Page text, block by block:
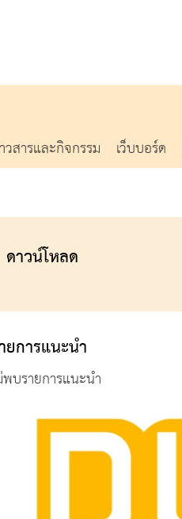
วสารและกิจกรรม เว็บบอร์ด
ดาวน์โหลด
ยการแนะนำ
พบรายการแนะนำ